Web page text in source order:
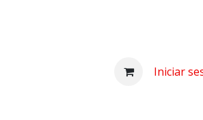
Centro de
Iniciar